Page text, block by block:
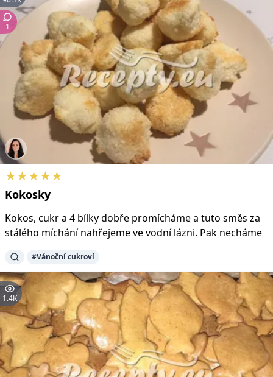
1
★★★★★
Kokosky
Kokos, cukr a 4 bílky dobře promícháme a tuto směs za
stálého míchání nahřejeme ve vodní lázni. Pak necháme
#Vánoční cukroví
1.4K